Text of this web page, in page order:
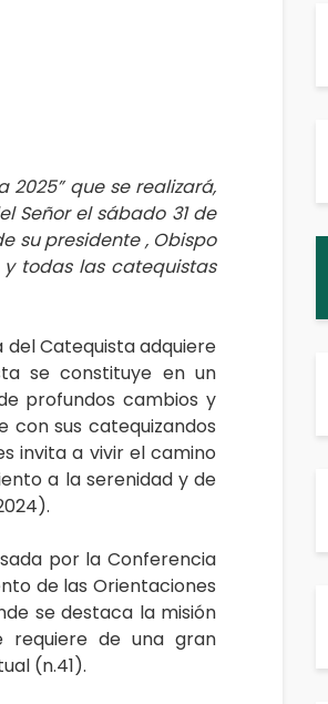
que se realizará,
Señor el sábado 31 de
su presidente , Obispo
todas las catequistas
del Catequista adquiere
se constituye en un
profundos cambios y
con sus catequizandos
invita a vivir el camino
a la serenidad y de
por la Conferencia
de las Orientaciones
se destaca la misión
requiere de una gran
(n.41).